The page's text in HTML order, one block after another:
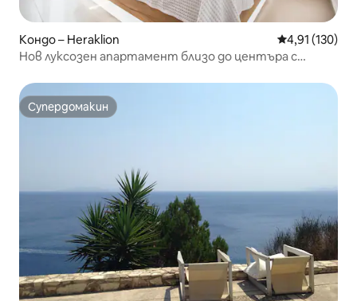
Кондо – Heraklion Средна
4,91 (130)
Нов луксозен апартамент близо до центъра с
Супердомакин
Супердомакин